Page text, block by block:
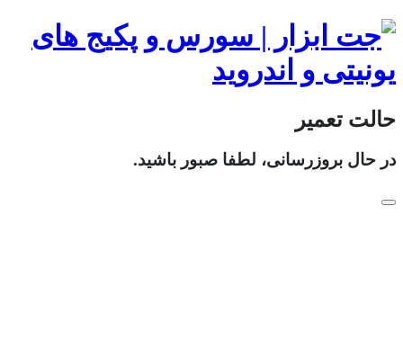
حالت تعمیر
در حال بروزرسانی، لطفا صبور باشید.